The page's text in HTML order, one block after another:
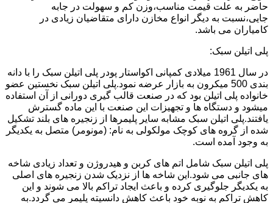
حاضر به علت قیمت مناسب،وزن کم و سهولت در جابه
جایی،نسبت به دیگر انواع مخازن دارای متقاضیان زیادی در
کامیاران می باشد.
پلی اتیلن سبک:
در سال 1961 میلادی کمپانی اکواستار پودر پلی اتیلن سبک را با دانه
بندی 500 میکرون به بازار عرضه نمود.پلی اتیلن سبک نخستین عضو
خانواده پلی اتیلن بود که در صنعت قالب گیری دورانی از آن استفاده
میشود و دستگاه ها و تجهیزات این صنعت با این ماده گسترش
یافتند.پلی اتیلن سبک مشابه سایر پلیمرها از زنجیره های بلند تشکیل
شده از گروه های کوچک مولکولی به نام: (مونومر) متصل به یکدیگر
به وجود آمده است.
پلی اتیلن سبک شامل اتم های کربن و هیدروژن و تعداد زیادی شاخه
های جانبی می شود.این شاخه ها از نزدیک شدن زنجیره های اصلی
به یکدیگر جلوگیری کرده و باعث ایجاد تراکم بالا می شوند و این
کاهش تراکم به نوبه خود باعث کاهش دانسیته پلیمر می گردد.به